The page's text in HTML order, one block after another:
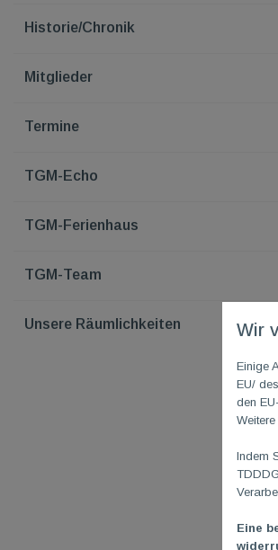
Historie/Chronik
Mitglieder
Termine
TGM-Echo
TGM-Ferienhaus
TGM-Team
Unsere Räumlichkeiten Wir
Einige
EU/
den
Indem
Eine